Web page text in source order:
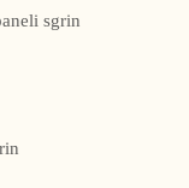
sgrin